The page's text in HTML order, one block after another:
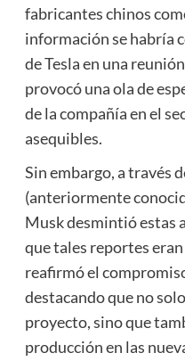
fabricantes chinos
información se habría
de Tesla en una
provocó una ola de
de la compañía en el
asequibles.
Sin embargo, a través
(anteriormente
Musk desmintió estas
que tales reportes
reafirmó el
destacando que no
proyecto, sino que
producción en las